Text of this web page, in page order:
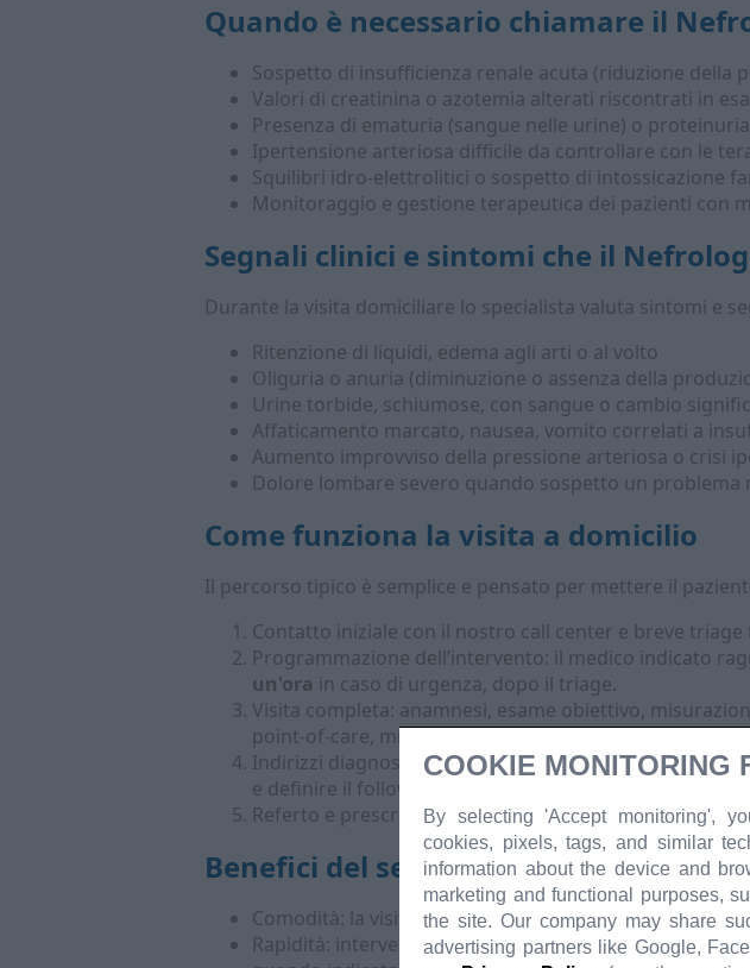
Quando è necessario chiamare il
Sospetto di insufficienza renale acuta (riduzione
Valori di creatinina o azotemia alterati riscontrati in
Presenza di ematuria (sangue nelle urine) o
Ipertensione arteriosa difficile da controllare con le
Squilibri idro-elettrolitici o sospetto di intossicazione
Monitoraggio e gestione terapeutica dei pazienti con
Segnali clinici e sintomi che il
Durante la visita domiciliare lo specialista valuta sintomi e
Ritenzione di liquidi, edema agli arti o al volto
Oliguria o anuria (diminuzione o assenza della
Urine torbide, schiumose, con sangue o cambio
Affaticamento marcato, nausea, vomito correlati a
Aumento improvviso della pressione arteriosa o crisi
Dolore lombare severo quando sospetto un
Come funziona la visita a domicilio
Il percorso tipico è semplice e pensato per mettere il
Contatto iniziale con il nostro call center e breve
Programmazione dell’intervento: il medico indicato
un'ora in caso di urgenza, dopo il triage.
Visita completa: anamnesi, esame obiettivo,
point-of-care, misurazione della pressione,
Indirizzi diagnostici e terapeutici: il nefrologo può
e definire il follow-up o la necessità di ricovero.
Referto e prescrizioni: consegna di un rapporto
Benefici del servizio domiciliare
Comodità: la visita arriva dove sei, evitando
Rapidità: intervento tempestivo per sospette
COOKIE MONITORING
By selecting 'Accept monitoring',
cookies, pixels, tags, and similar
information about the device and
marketing and functional purposes,
the site. Our company may share
advertising partners like Google,